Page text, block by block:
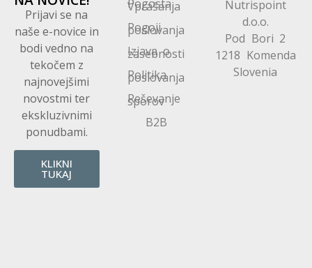
Prijavi se na
naše e-novice in
bodi vedno na
tekočem z
najnovejšimi
novostmi ter
ekskluzivnimi
ponudbami.
KLIKNI
TUKAJ
Pogosta
Vprašanja
Pogoji
poslovanja
Izjava o
zasebnosti
Politika
poslovanja
Reševanje
sporov
B2B
Nutrispoint
d.o.o.
Pod Bori 2
1218 Komenda
Slovenia